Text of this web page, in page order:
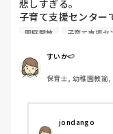
悲しすぎる。
子育て支援センター
に、今日になって
も驚きましたし、
ら、辞退してくださ
も募集の方は来て
で、物件の内見の
ん。
園庭開放 子育て支援セ
すいか🍉
保育士, 幼稚園教諭,
jondango